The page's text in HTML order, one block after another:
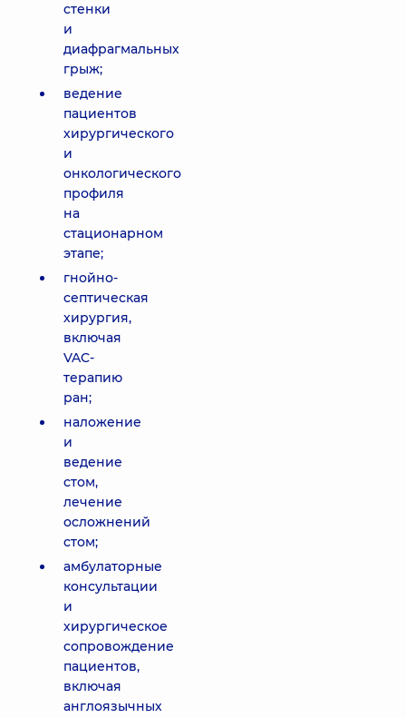
стенки
и
диафрагмальных
грыж;
ведение
пациентов
хирургического
и
онкологического
профиля
на
стационарном
этапе;
гнойно-
септическая
хирургия,
включая
VAC-
терапию
ран;
наложение
и
ведение
стом,
лечение
осложнений
стом;
амбулаторные
консультации
и
хирургическое
сопровождение
пациентов,
включая
англоязычных